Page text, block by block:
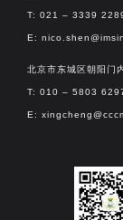
T: 021 – 3339
E:
北京市东城区朝阳门
T: 010 – 5803
E: